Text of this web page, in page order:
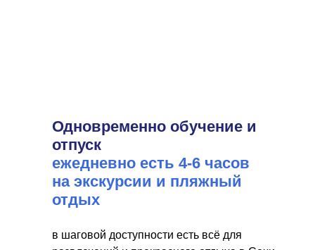
Одновременно обучение и
отпуск
ежедневно есть 4-6 часов
на экскурсии и пляжный
отдых
в шаговой доступности есть всё для